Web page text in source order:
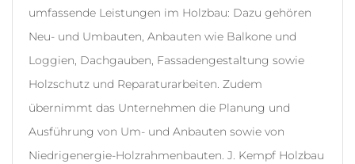
umfassende Leistungen im Holzbau: Dazu gehören
Neu- und Umbauten, Anbauten wie Balkone und
Loggien, Dachgauben, Fassadengestaltung sowie
Holzschutz und Reparaturarbeiten. Zudem
übernimmt das Unternehmen die Planung und
Ausführung von Um- und Anbauten sowie von
Niedrigenergie-Holzrahmenbauten. J. Kempf Holzbau